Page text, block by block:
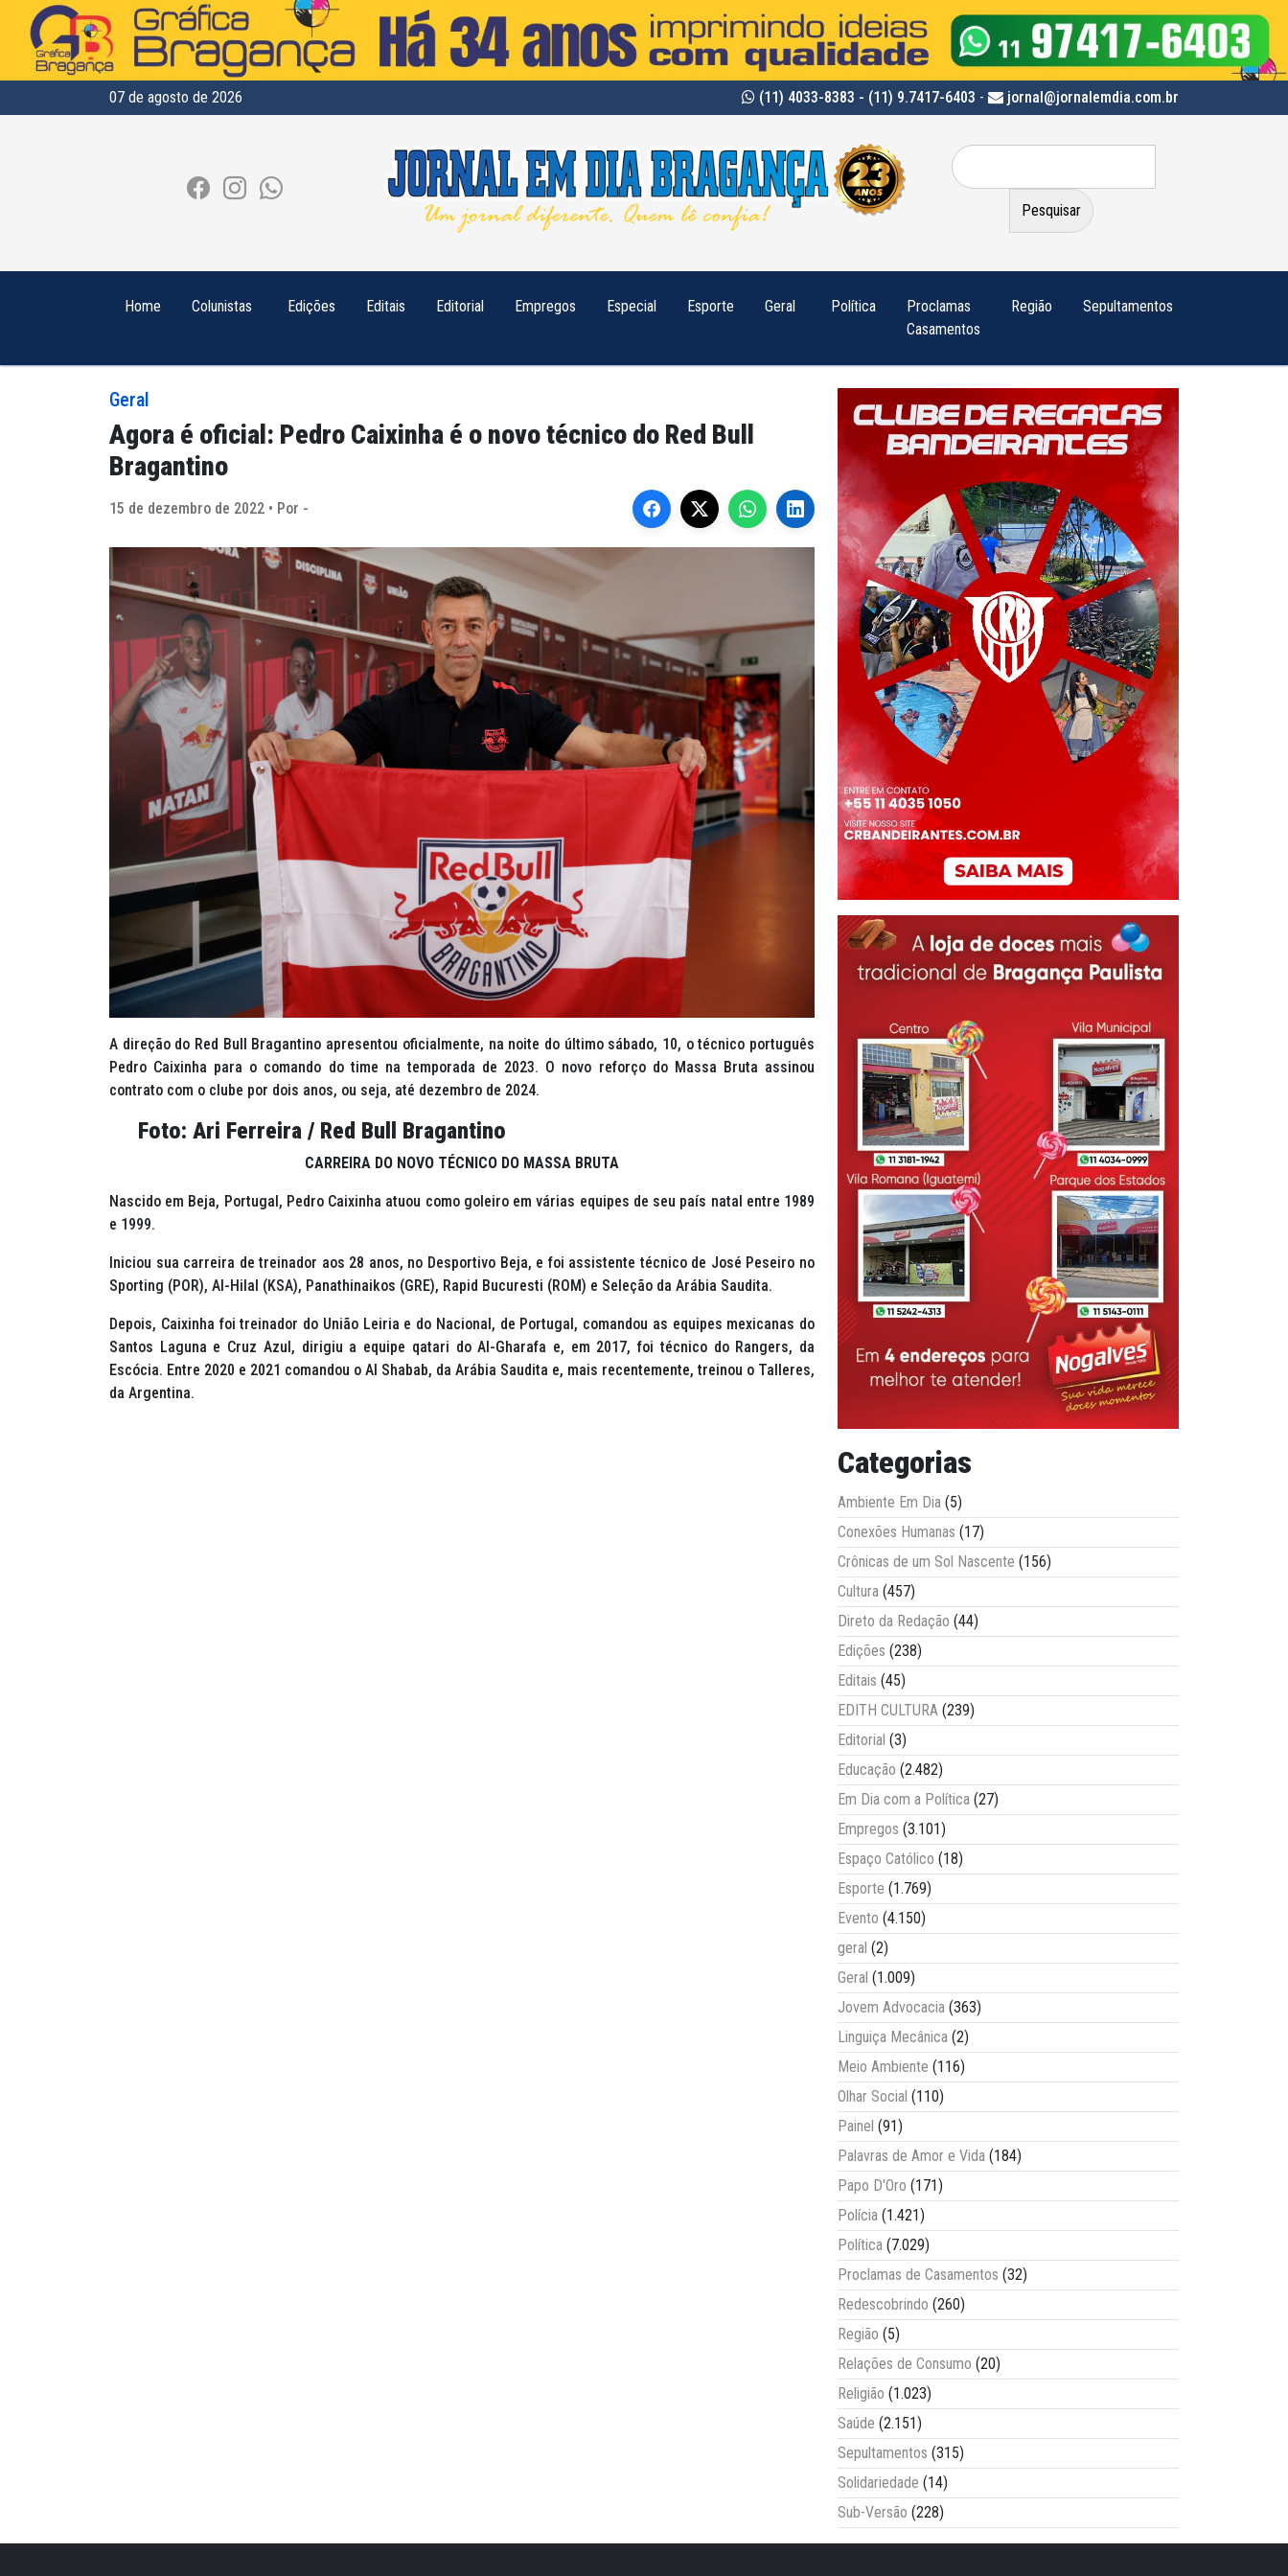
07 de agosto de 2026 (11) 4033-8383 - (11) 9.7417-6403 - jornal@jornalemdia.com.br
Pesquisar
por:
Home Colunistas Edições Editais Editorial Empregos Especial Esporte Geral Política
Proclamas
Casamentos
Região Sepultamentos
Geral
Agora é oficial: Pedro Caixinha é o novo técnico do Red Bull
Bragantino
15 de dezembro de 2022 • Por -
A direção do Red Bull Bragantino apresentou oficialmente, na noite do último sábado, 10, o técnico português
Pedro Caixinha para o comando do time na temporada de 2023. O novo reforço do Massa Bruta assinou
contrato com o clube por dois anos, ou seja, até dezembro de 2024.
Foto: Ari Ferreira / Red Bull Bragantino
CARREIRA DO NOVO TÉCNICO DO MASSA BRUTA
Nascido em Beja, Portugal, Pedro Caixinha atuou como goleiro em várias equipes de seu país natal entre 1989
e 1999.
Iniciou sua carreira de treinador aos 28 anos, no Desportivo Beja, e foi assistente técnico de José Peseiro no
Sporting (POR), Al-Hilal (KSA), Panathinaikos (GRE), Rapid Bucuresti (ROM) e Seleção da Arábia Saudita.
Depois, Caixinha foi treinador do União Leiria e do Nacional, de Portugal, comandou as equipes mexicanas do
Santos Laguna e Cruz Azul, dirigiu a equipe qatari do Al-Gharafa e, em 2017, foi técnico do Rangers, da
Escócia. Entre 2020 e 2021 comandou o Al Shabab, da Arábia Saudita e, mais recentemente, treinou o Talleres,
da Argentina.
Categorias
Ambiente Em Dia (5)
Conexões Humanas (17)
Crônicas de um Sol Nascente (156)
Cultura (457)
Direto da Redação (44)
Edições (238)
Editais (45)
EDITH CULTURA (239)
Editorial (3)
Educação (2.482)
Em Dia com a Política (27)
Empregos (3.101)
Espaço Católico (18)
Esporte (1.769)
Evento (4.150)
geral (2)
Geral (1.009)
Jovem Advocacia (363)
Linguiça Mecânica (2)
Meio Ambiente (116)
Olhar Social (110)
Painel (91)
Palavras de Amor e Vida (184)
Papo D'Oro (171)
Polícia (1.421)
Política (7.029)
Proclamas de Casamentos (32)
Redescobrindo (260)
Região (5)
Relações de Consumo (20)
Religião (1.023)
Saúde (2.151)
Sepultamentos (315)
Solidariedade (14)
Sub-Versão (228)